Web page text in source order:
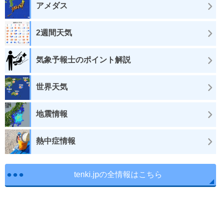
アメダス
2週間天気
気象予報士のポイント解説
世界天気
地震情報
熱中症情報
tenki.jpの全情報はこちら